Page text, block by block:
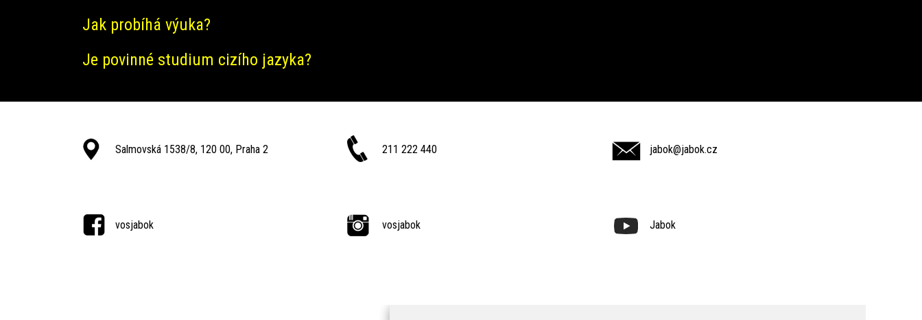
Jak probíhá výuka?
Je povinné studium cizího jazyka?
Salmovská 1538/8, 120 00, Praha 2 211 222 440 jabok@jabok.cz
vosjabok vosjabok Jabok